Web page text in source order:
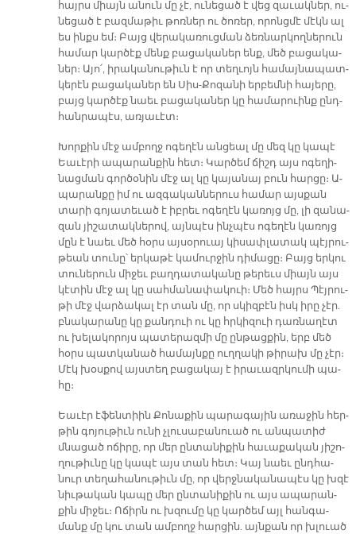
հայրս միայն ա­նուն մը չէ, ու­նե­ցած է վեց զա­ւակ­ներ, ու­
նե­ցած է բազ­մա­թիւ թոռ­ներ ու ծո­ռեր, ո­րոնց­մէ մէկն ալ
ես ինքս եմ։ Բայց վե­րա­կա­ռուց­ման ձեռ­նար­կող­նե­րուն
հա­մար կար­ծէք մենք բա­ցա­կա­ներ ենք, մեծ բա­ցա­կա­
ներ։ Ա­յո՛, ի­րա­կա­նու­թիւն է որ տեղ­ւոյն հա­մայ­նա­պատ­
կե­րէն բա­ցա­կա­ներ են Սիս-Քո­զա­նի եր­բեմ­նի հա­յե­րը,
բայց կար­ծէք նաեւ բա­ցա­կա­ներ կը հա­մա­րուինք ընդ­
հան­րա­պէս, առ­յա­ւէտ։
Խոր­քին մէջ ամ­բողջ ո­գե­ղէն ան­ցեալ մը մեզ կը կա­պէ
Եա­ւէ­րի ա­պա­րան­քին հետ։ Կար­ծեմ ճիշդ այս ո­գե­ղի­
նաց­ման գոր­ծօ­նին մէջ ալ կը կա­յա­նայ բուն հար­ցը։ Ա­
պա­րան­քը իմ ու ազ­գա­կան­նե­րուս հա­մար այս­քան
տա­րի գո­յա­տե­ւած է իբ­րեւ ո­գե­ղէն կա­ռոյց մը, լի զա­նա­
զան յի­շա­տակ­նե­րով, այն­պէս ինչ­պէս ո­գե­ղէն կա­ռոյց
մըն է նաեւ մեծ հօրս այ­սօ­րուայ կի­սափ­լա­տակ պէյ­րու­
թեան տու­նը՝ եր­կա­թէ կա­մուր­ջին դի­մա­ցը։ Բայց եր­կու
տու­նե­րուն մի­ջեւ բաղ­դա­տա­կա­նը թե­րեւս միայն այս
կէ­տին մէջ ալ կը սահ­մա­նա­փա­կուի։ Մեծ հայրս Պէյ­րու­
թի մէջ վար­ձա­կալ էր տան մը, որ սկիզ­բէն իսկ ի­րը չէր.
բնա­կա­րա­նը կը քան­դուի ու կը հրկի­զուի դառ­նա­ղէտ
ու խե­լա­կո­րոյս պա­տե­րազ­մի մը ըն­թաց­քին, երբ մեծ
հօրս պատ­կա­նած հա­մայն­քը ուղ­ղա­կի թի­րախ մը չէր։
Մէկ խօս­քով այս­տեղ բա­ցա­կայ է ի­րա­ւազր­կու­մի պա­
հը։
Եա­ւէր է­ֆեն­տիին Քո­նա­քին պա­րա­գա­յին ա­ռա­ջին հեր­
թին գո­յու­թիւն ու­նի չլու­սա­բա­նուած ու ան­պա­տիժ
մնա­ցած ո­ճի­րը, որ մեր ըն­տա­նի­քին հա­ւա­քա­կան յի­շո­
ղու­թիւ­նը կը կա­պէ այս տան հետ։ Կայ նաեւ ընդ­հա­
նուր տե­ղա­հա­նու­թիւն մը, որ վերջ­նա­կա­նա­պէս կը խզէ
նիւ­թա­կան կա­պը մեր ըն­տա­նի­քին ու այս ա­պա­րան­
քին մի­ջեւ։ Ո­ճիրն ու խզու­մը կը կար­ծեմ այլ հան­գա­
մանք մը կու տան ամ­բողջ հար­ցին. այն­քան որ խլուած